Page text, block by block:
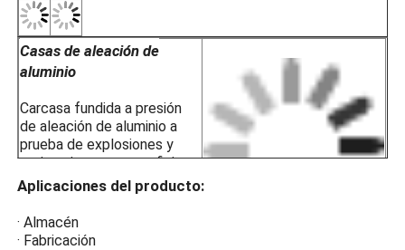
se enciende automáticamente por la
niebla, y se apaga durante el día.
· La sincronización inalámbrica está
facilitar el uso y la instalación;
· Es adecuado tanto para tuberías de
APPL
· Plataformas de petróleo y gas
· Silos de cereales y molinos de harina
Casas de aleación de
aluminio
Carcasa fundida a presión
de aleación de aluminio a
prueba de explosiones y
antistatico con superficie
de plástico rociada
electrostáticamente para
resistencia a la corrosión,
antistatico y resistencia a
Aplicaciones del producto:
· Almacén
· Fabricación